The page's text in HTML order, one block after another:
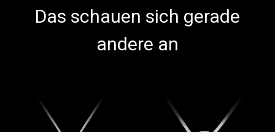
Das schauen sich gerade
andere an